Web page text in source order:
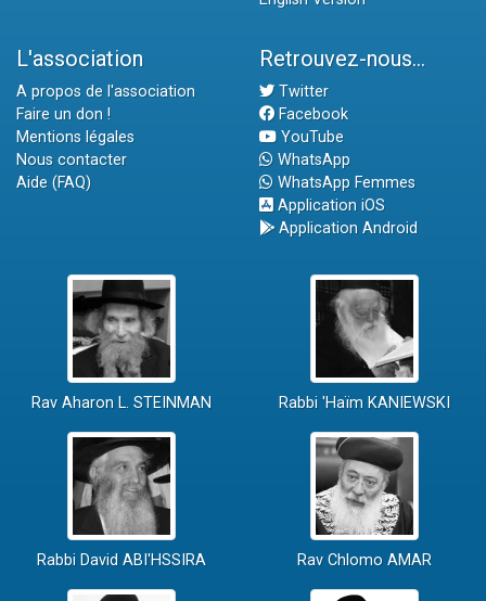
L'association
A propos de l'association
Faire un don !
Mentions légales
Nous contacter
Aide (FAQ)
Retrouvez-nous...
Twitter
Facebook
YouTube
WhatsApp
WhatsApp Femmes
Application iOS
Application Android
Rav Aharon L. STEINMAN Rabbi 'Haïm KANIEWSKI
Rabbi David ABI'HSSIRA Rav Chlomo AMAR